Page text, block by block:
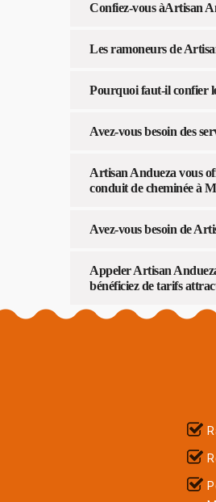
Confiez-vous àArtisan
Les ramoneurs de
Pourquoi faut-il confier
Avez-vous besoin des
Artisan Andueza vous
conduit de cheminée à
Avez-vous besoin de
Appeler Artisan
bénéficiez de tarifs